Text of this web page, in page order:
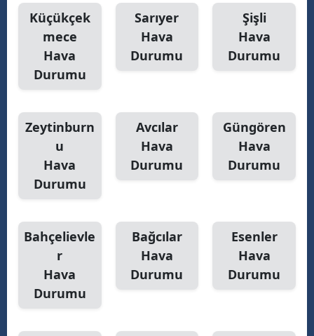
Küçükçek
mece
Hava
Durumu
Sarıyer
Hava
Durumu
Şişli
Hava
Durumu
Zeytinburn
u
Hava
Durumu
Avcılar
Hava
Durumu
Güngören
Hava
Durumu
Bahçelievle
r
Hava
Durumu
Bağcılar
Hava
Durumu
Esenler
Hava
Durumu